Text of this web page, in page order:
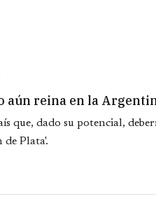
aún reina en la
que, dado su potencial,
de Plata'.